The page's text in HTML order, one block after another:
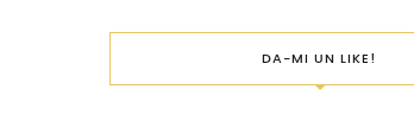
DA-MI UN LIKE!